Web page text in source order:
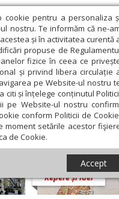
cookie pentru a personaliza
nostru. Te informăm că ne-
și în activitatea curentă
propuse de
fizice în ceea ce
și privind libera circulație
pe Website-ul nostru
citi și înțelege conținutul
pe Website-ul nostru
conform Politicii de
moment setările acestor
de Cookie.
Accept
Repere și idei